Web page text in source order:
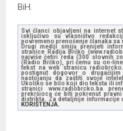
BiH.
Svi članci objavljeni na internet
isključivo su vlasništvo
povremeno prenošenje članaka sa
Drugi mediji smiju prenijeti
stranice Radija Brčko
najviše četiri reda (300 slovnih
(Radio Brčko), pri čemu su on-
tekst na web stranicu
postignut dogovor o
nastojanju da zaštiti svoje
Ukoliko se bilo koji dio teksta ili
stranici www.radiobrcko.ba
prekršioca će biti pokrenut
distrikta. Za detaljnije informacije
KORIŠTENJA.